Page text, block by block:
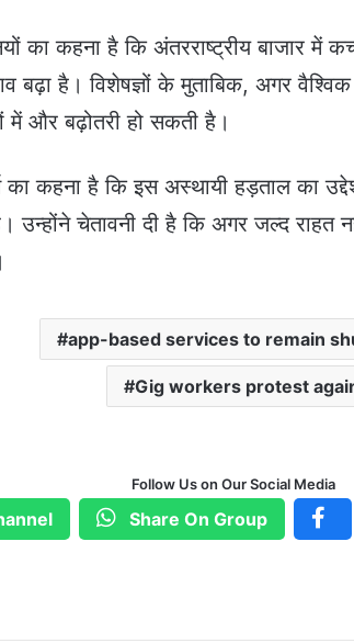
का कहना है कि अंतरराष्ट्रीय बाजार में
बढ़ा है। विशेषज्ञों के मुताबिक, अगर
में और बढ़ोतरी हो सकती है।
का कहना है कि इस अस्थायी हड़ताल का
उन्होंने चेतावनी दी है कि अगर जल्द
app-based services to remain
Gig workers protest
Follow Us on Our Social Media
Share On Group